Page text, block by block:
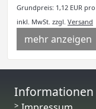
Grundpreis: 1,12 EUR
inkl. MwSt. zzgl. Versand
mehr anzeigen
Informationen